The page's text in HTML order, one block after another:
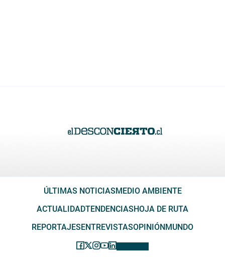
ÚLTIMAS NOTICIASMEDIO AMBIENTE
ACTUALIDADTENDENCIASHOJA DE RUTA
REPORTAJESENTREVISTASOPINIÓNMUNDO